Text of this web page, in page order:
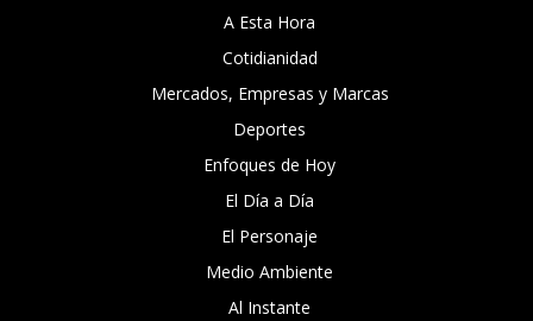
A Esta Hora
Cotidianidad
Mercados, Empresas y Marcas
Deportes
Enfoques de Hoy
El Día a Día
El Personaje
Medio Ambiente
Al Instante